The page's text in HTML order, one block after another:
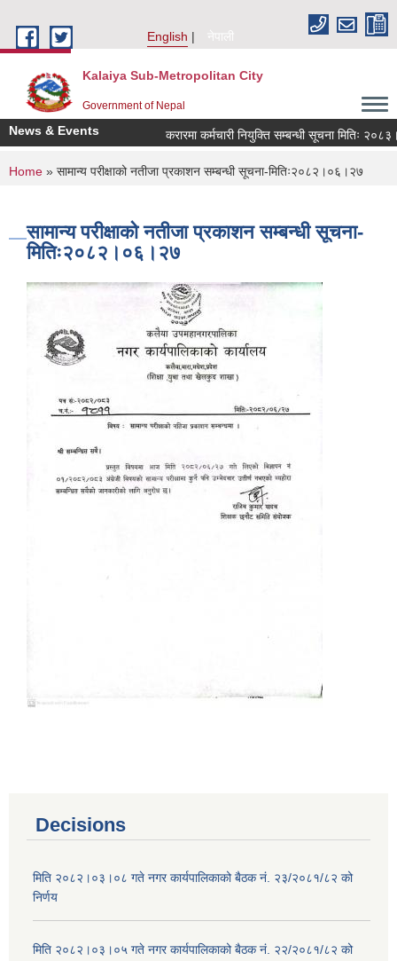
English
नेपाली
Kalaiya Sub-Metropolitan City
Government of Nepal
News & Events करारमा कर्मचारी नियुक्ति सम्बन्धी सूचना मितिः
You are here
Home » सामान्य परीक्षाको नतीजा प्रकाशन सम्बन्धी सूचना-मितिः२०८२।०६।२७
सामान्य परीक्षाको नतीजा प्रकाशन सम्बन्धी सूचना-
मितिः२०८२।०६।२७
Decisions
मिति २०८२।०३।०८ गते नगर कार्यपालिकाको बैठक नं. २३/२०८१/८२ को
निर्णय
मिति २०८२।०३।०५ गते नगर कार्यपालिकाको बैठक नं. २२/२०८१/८२ को